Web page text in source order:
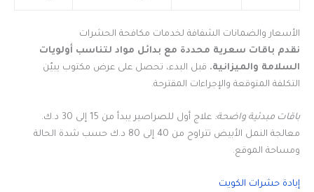
الأسعار والضمانات الشفافة لخدمات مكافحة الحشرات
نقدم باقات سعرية محددة مع بدائل مواد لتناسب أولويات
السلامة والميزانية. قبل البدء، تحصل على عرض مكتوب يبيّن
التكلفة المتوقعة والإجراءات المقترحة.
باقات مبدئية واضحة:
علاج أول للصراصير يبدأ من 15 إلى 30 د.ك.
معالجة النمل الأبيض تتراوح من 40 إلى 80 د.ك حسب شدة الحالة
ومساحة الموقع.
إبادة حشرات الكويت